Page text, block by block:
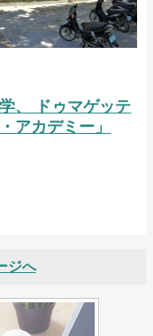
、 ドゥマゲッテ
アカデミー」
ジへ